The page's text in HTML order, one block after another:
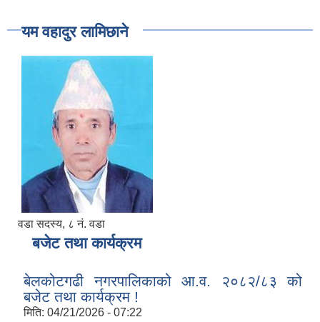
यम वहादुर लामिछाने
वडा सदस्य, ८ नं. वडा
बजेट तथा कार्यक्रम
बेलकोटगढी नगरपालिकाको आ.व. २०८२/८३ को
बजेट तथा कार्यक्रम !
मिति: 04/21/2026 - 07:22